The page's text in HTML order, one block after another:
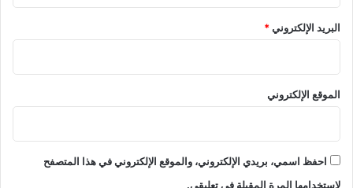
البريد الإلكتروني*
الموقع الإلكتروني
احفظ اسمي، بريدي الإلكتروني، والموقع الإلكتروني في هذا المتصفح
لاستخدامها المرة المقبلة في تعليقي.